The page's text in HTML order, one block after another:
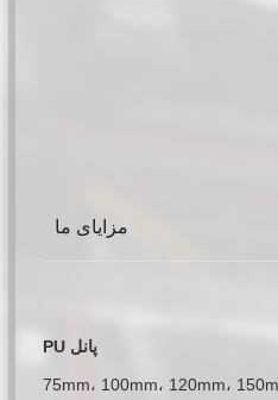
مزایای ما
پانل PU